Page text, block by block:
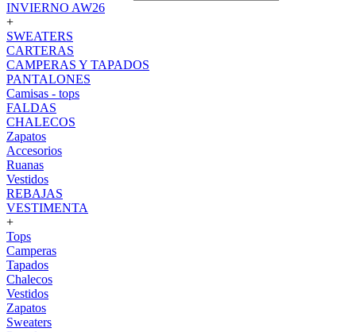
INVIERNO AW26
+
SWEATERS
CARTERAS
CAMPERAS Y TAPADOS
PANTALONES
Camisas - tops
FALDAS
CHALECOS
Zapatos
Accesorios
Ruanas
Vestidos
REBAJAS
VESTIMENTA
+
Tops
Camperas
Tapados
Chalecos
Vestidos
Zapatos
Sweaters